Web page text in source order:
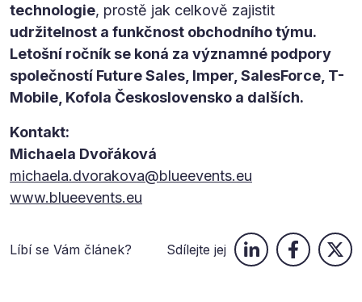
technologie, prostě jak celkově zajistit
udržitelnost a funkčnost obchodního týmu.
Letošní ročník se koná za významné podpory
společností Future Sales, Imper, SalesForce, T-
Mobile, Kofola Československo a dalších.
Kontakt:
Michaela Dvořáková
michaela.dvorakova@blueevents.eu
www.blueevents.eu
Líbí se Vám článek? Sdílejte jej